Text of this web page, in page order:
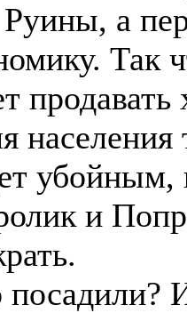
а
Так
продавать
населения
убойным,
и